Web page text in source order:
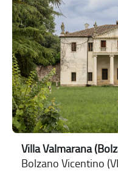
Villa Valmarana
Bolzano Vicentino